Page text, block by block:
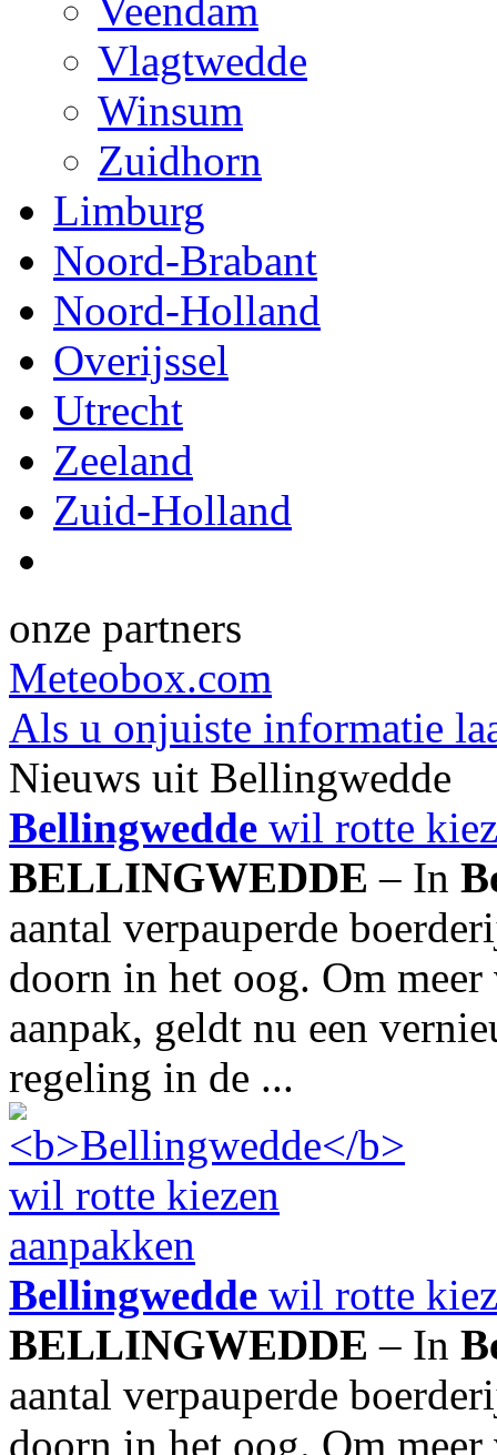
Veendam
Vlagtwedde
Winsum
Zuidhorn
Limburg
Noord-Brabant
Noord-Holland
Overijssel
Utrecht
Zeeland
Zuid-Holland
onze partners
Meteobox.com
Als u onjuiste informatie
Nieuws uit Bellingwedde
Bellingwedde wil rotte
BELLINGWEDDE – In
aantal verpauperde
doorn in het oog. Om
aanpak, geldt nu een
regeling in de ...
Bellingwedde wil rotte
BELLINGWEDDE – In
aantal verpauperde
doorn in het oog. Om